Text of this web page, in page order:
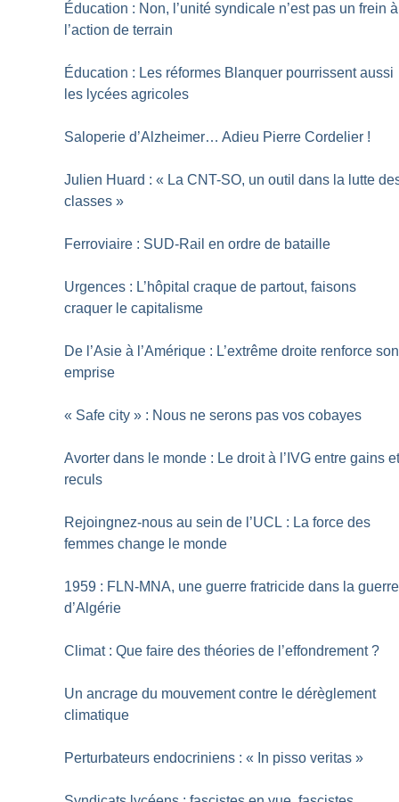
Éducation : Non, l’unité syndicale n’est pas un frein à
l’action de terrain
Éducation : Les réformes Blanquer pourrissent aussi
les lycées agricoles
Saloperie d’Alzheimer… Adieu Pierre Cordelier !
Julien Huard : « La CNT-SO, un outil dans la lutte
classes »
Ferroviaire : SUD-Rail en ordre de bataille
Urgences : L’hôpital craque de partout, faisons
craquer le capitalisme
De l’Asie à l’Amérique : L’extrême droite renforce son
emprise
« Safe city » : Nous ne serons pas vos cobayes
Avorter dans le monde : Le droit à l’IVG entre gains
reculs
Rejoingnez-nous au sein de l’UCL : La force des
femmes change le monde
1959 : FLN-MNA, une guerre fratricide dans la guerre
d’Algérie
Climat : Que faire des théories de l’effondrement ?
Un ancrage du mouvement contre le dérèglement
climatique
Perturbateurs endocriniens : « In pisso veritas »